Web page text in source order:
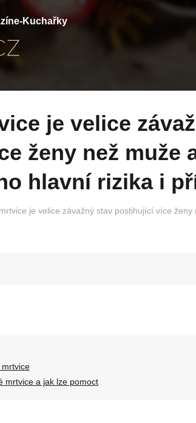
e-Kuchařky
ženy než muže
hlavní rizika i
je velice závažný stav postihující více
mrtvice a jak lze pomoct